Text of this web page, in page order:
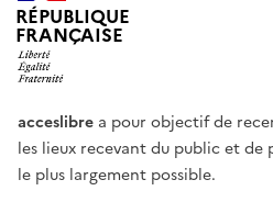
RÉPUBLIQUE
FRANÇAISE
acceslibre a pour objectif de
les lieux recevant du public et
le plus largement possible.